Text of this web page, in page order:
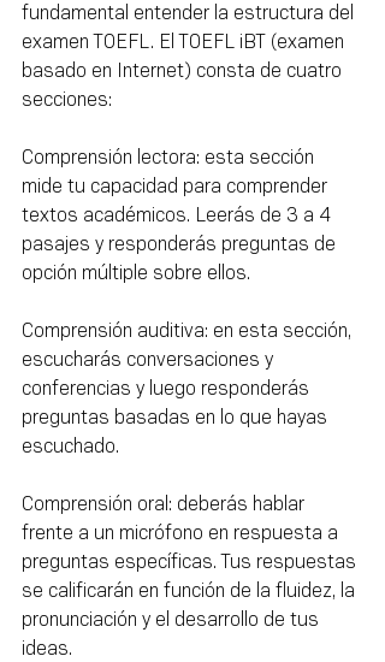
fundamental entender la estructura del
examen TOEFL. El TOEFL iBT (examen
basado en Internet) consta de cuatro
secciones:
Comprensión lectora: esta sección
mide tu capacidad para comprender
textos académicos. Leerás de 3 a 4
pasajes y responderás preguntas de
opción múltiple sobre ellos.
Comprensión auditiva: en esta sección,
escucharás conversaciones y
conferencias y luego responderás
preguntas basadas en lo que hayas
escuchado.
Comprensión oral: deberás hablar
frente a un micrófono en respuesta a
preguntas específicas. Tus respuestas
se calificarán en función de la fluidez, la
pronunciación y el desarrollo de tus
ideas.